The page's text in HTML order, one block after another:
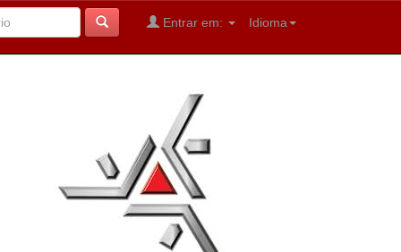
Idioma
Entrar em: